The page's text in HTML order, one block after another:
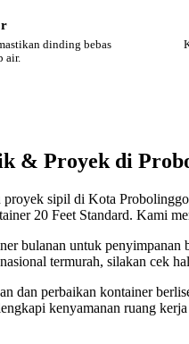
dinding bebas
air.
& Proyek di
sipil di Kota
20 Feet Standard. Kami
bulanan untuk penyimpanan
termurah, silakan cek
dan perbaikan kontainer
kenyamanan ruang